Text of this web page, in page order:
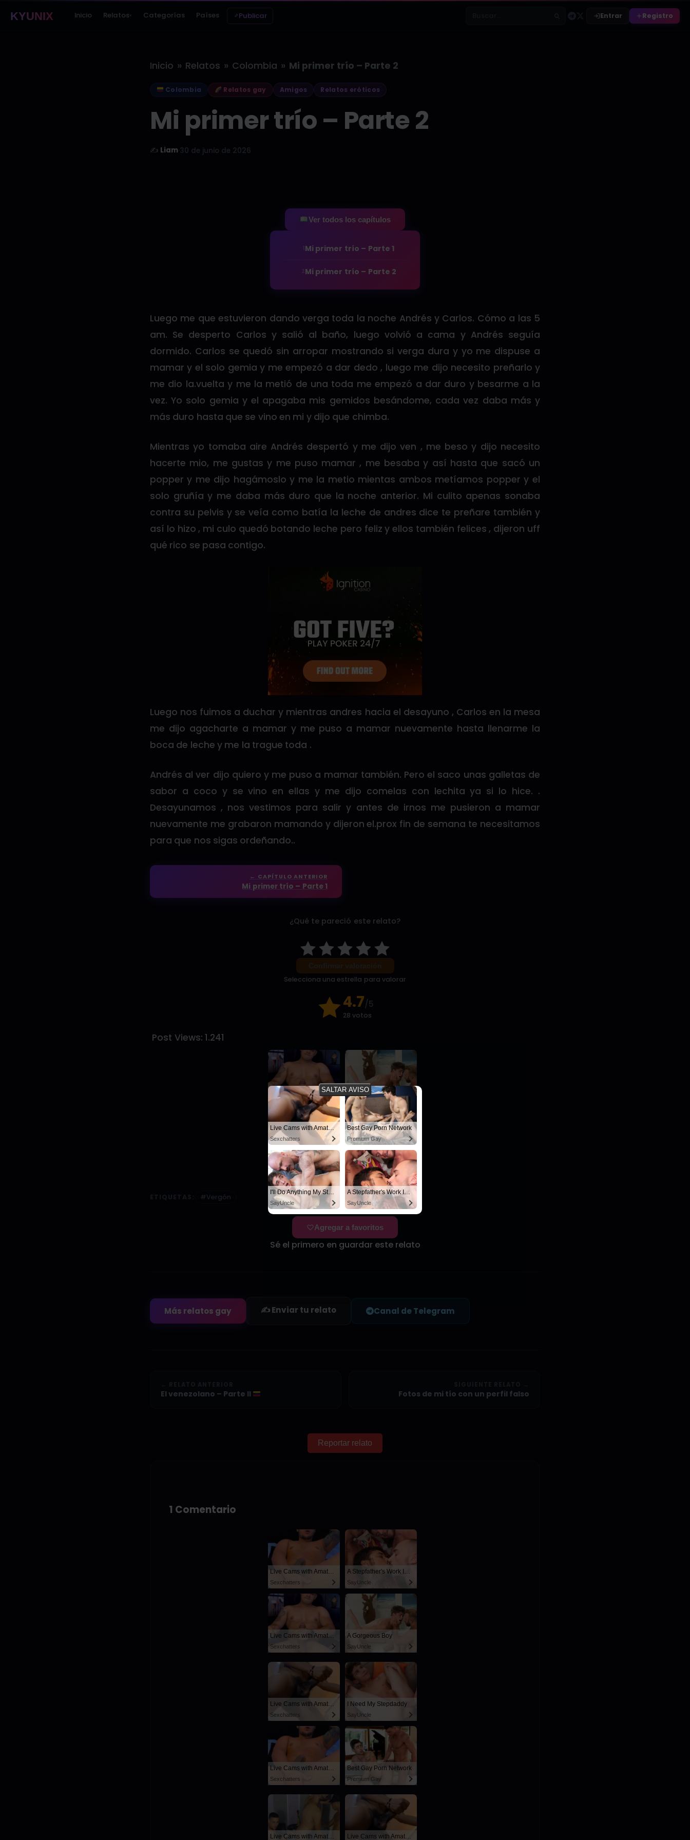
KYUNIX Inicio Relatos▾ Categorías Países Publicar Entrar Registro
Inicio » Relatos » Colombia » Mi primer trío – Parte 2
Colombia Relatos gay Amigos Relatos eróticos
Mi primer trío – Parte 2
✍️ Liam 30 de junio de 2026
Ver todos los capítulos
Mi primer trío – Parte 1
Mi primer trío – Parte 2
Luego me que estuvieron dando verga toda la noche Andrés y Carlos. Cómo a las 5
am. Se desperto Carlos y salió al baño, luego volvió a cama y Andrés seguía
dormido. Carlos se quedó sin arropar mostrando si verga dura y yo me dispuse a
mamar y el solo gemia y me empezó a dar dedo , luego me dijo necesito preñarlo y
me dio la.vuelta y me la metió de una toda me empezó a dar duro y besarme a la
vez. Yo solo gemia y el apagaba mis gemidos besándome, cada vez daba más y
más duro hasta que se vino en mi y dijo que chimba.
Mientras yo tomaba aire Andrés despertó y me dijo ven , me beso y dijo necesito
hacerte mio, me gustas y me puso mamar , me besaba y así hasta que sacó un
popper y me dijo hagámoslo y me la metio mientas ambos metíamos popper y el
solo gruñía y me daba más duro que la noche anterior. Mi culito apenas sonaba
contra su pelvis y se veía como batía la leche de andres dice te preñare también y
así lo hizo , mi culo quedó botando leche pero feliz y ellos también felices , dijeron uff
qué rico se pasa contigo.
Luego nos fuimos a duchar y mientras andres hacia el desayuno , Carlos en la mesa
me dijo agacharte a mamar y me puso a mamar nuevamente hasta llenarme la
boca de leche y me la trague toda .
Andrés al ver dijo quiero y me puso a mamar también. Pero el saco unas galletas de
sabor a coco y se vino en ellas y me dijo comelas con lechita ya si lo hice. .
Desayunamos , nos vestimos para salir y antes de irnos me pusieron a mamar
nuevamente me grabaron mamando y dijeron el.prox fin de semana te necesitamos
para que nos sigas ordeñando..
← CAPÍTULO ANTERIOR
Mi primer trío – Parte 1
¿Qué te pareció este relato?
Selecciona una estrella para valorar
4.7/5
28 votos
Post Views: 1.241
Live Cams with Amateur Men
Sexchatters
A Gorgeous Boy
SayUncle
Black Slamming A Nerd
SayUncle
Daniel: I need a man for a spicy night...
Manfinder
#Vergón
Agregar a favoritos
Sé el primero en guardar este relato
Más relatos gay ✍️ Enviar tu relato Canal de Telegram
El venezolano – Parte II Fotos de mi tío con un perfil falso
Reportar relato
1 Comentario
Live Cams with Amateur Men
Sexchatters
A Stepfather's Work Is Never Done
SayUncle
Live Cams with Amateur Men
Sexchatters
A Gorgeous Boy
SayUncle
Live Cams with Amateur Men
Sexchatters
I Need My Stepdaddy
SayUncle
Live Cams with Amateur Men
Sexchatters
Best Gay Porn Network
Premium Gay
Live Cams with Amateur Men Live Cams with Amateur Men
Live Cams with Amateur Men
Sexchatters
Best Gay Porn Network
Premium Gay
I'll Do Anything My Stepdad Wants if He Keeps My Secret
SayUncle
A Stepfather's Work Is Never Done
SayUncle
SALTAR AVISO